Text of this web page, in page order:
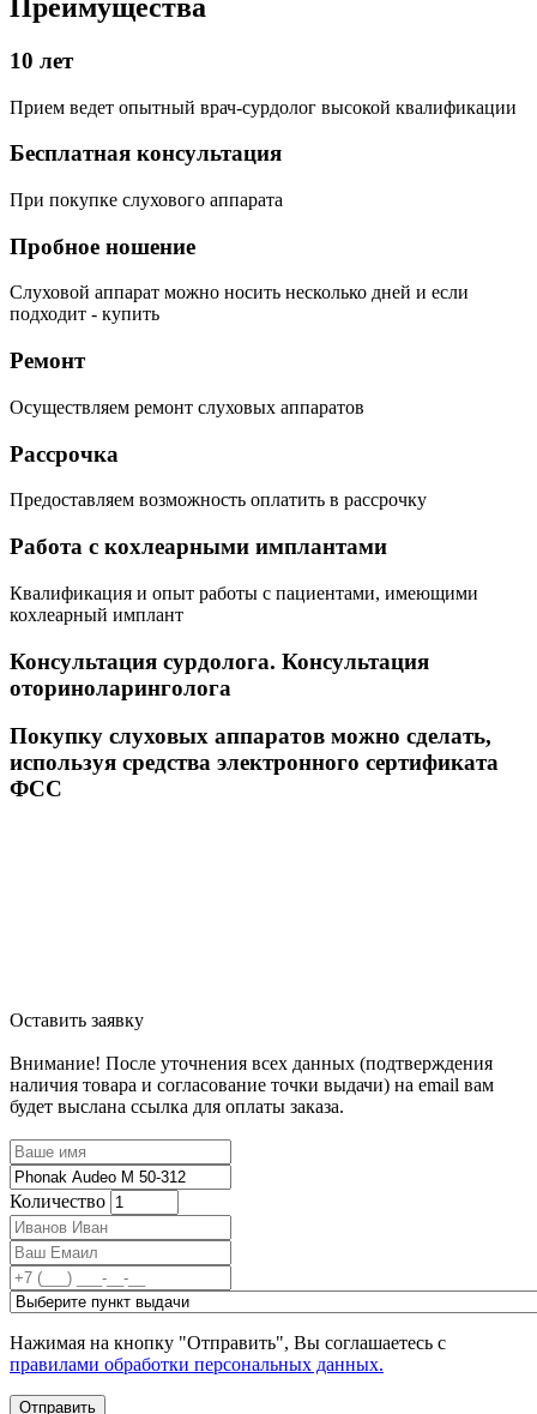
Преимущества
10 лет
Прием ведет опытный врач-сурдолог высокой квалификации
Бесплатная консультация
При покупке слухового аппарата
Пробное ношение
Слуховой аппарат можно носить несколько дней и если
подходит - купить
Ремонт
Осуществляем ремонт слуховых аппаратов
Рассрочка
Предоставляем возможность оплатить в рассрочку
Работа с кохлеарными имплантами
Квалификация и опыт работы с пациентами, имеющими
кохлеарный имплант
Консультация сурдолога. Консультация
оториноларинголога
Покупку слуховых аппаратов можно сделать,
используя средства электронного сертификата
ФСС
Оставить заявку
Внимание! После уточнения всех данных (подтверждения
наличия товара и согласование точки выдачи) на email вам
будет выслана ссылка для оплаты заказа.
Количество
Нажимая на кнопку "Отправить", Вы соглашаетесь с
правилами обработки персональных данных.